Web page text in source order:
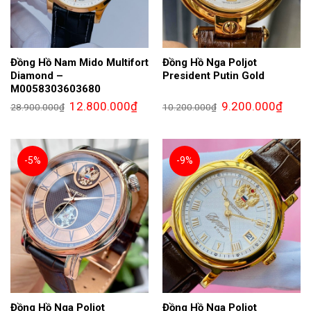
Đồng Hồ Nam Mido Multifort
Diamond –
M0058303603680
28.900.000₫ Giá
gốc
12.800.000₫Giá
hiện
12.800.000₫.
Đồng Hồ Nga Poljot
President Putin Gold
10.200.000₫ Giá
gốc
9.200.000₫Giá
hiện
-5%
Đồng Hồ Nga Poljot
-9%
Đồng Hồ Nga Poljot